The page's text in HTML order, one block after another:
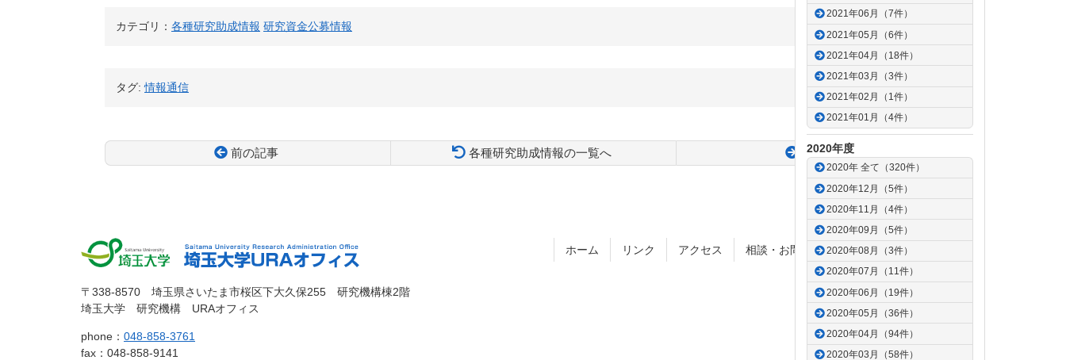
2021年06月（7件）
2021年05月（6件）
2021年04月（18件）
2021年03月（3件）
2021年02月（1件）
2021年01月（4件）
2020年度
2020年 全て（320件）
2020年12月（5件）
2020年11月（4件）
2020年09月（5件）
2020年08月（3件）
2020年07月（11件）
2020年06月（19件）
2020年05月（36件）
2020年04月（94件）
2020年03月（58件）
カテゴリ： 各種研究助成情報 研究資金公募情報
タグ:情報通信
前の記事 各種研究助成情報の一覧へ 次の記事
本
の
先
へ
戻
頭
戻
る
埼玉大
学
埼玉大学
URAオフィ
〒338-8570 埼玉県さいたま市桜区下大久保255 研究機構棟2階
埼玉大学 研究機構 URAオフィス
phone： 048-858-3761
fax：048-858-9141
ホーム リンク アクセス 相談・お問合せ サイトポリシー